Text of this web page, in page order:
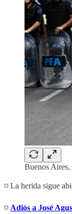
Buenos
◽️ La herida sigue
◽️ Adiós a José